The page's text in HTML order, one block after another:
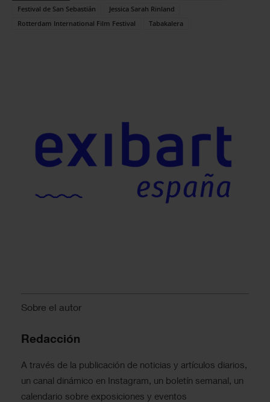
Festival de San Sebastián
Jessica Sarah Rinland
Rotterdam International Film Festival
Tabakalera
Sobre el autor
Redacción
A través de la publicación de noticias y artículos diarios,
un canal dinámico en Instagram, un boletín semanal, un
calendario sobre exposiciones y eventos